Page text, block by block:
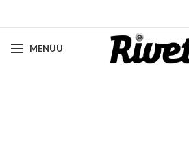
MENÜÜ